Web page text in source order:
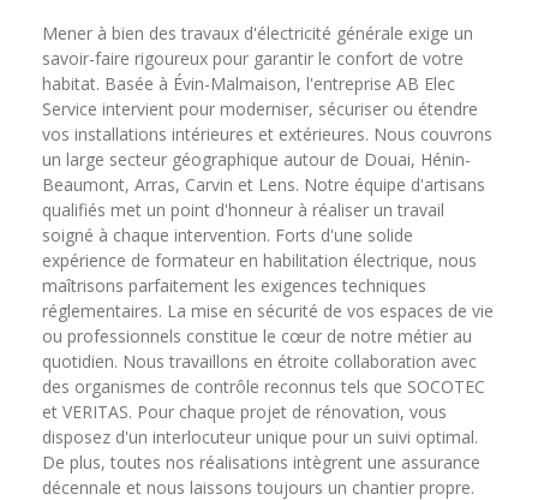
Mener à bien des travaux d'électricité générale exige un
savoir-faire rigoureux pour garantir le confort de votre
habitat. Basée à Évin-Malmaison, l'entreprise AB Elec
Service intervient pour moderniser, sécuriser ou étendre
vos installations intérieures et extérieures. Nous couvrons
un large secteur géographique autour de Douai, Hénin-
Beaumont, Arras, Carvin et Lens. Notre équipe d'artisans
qualifiés met un point d'honneur à réaliser un travail
soigné à chaque intervention. Forts d'une solide
expérience de formateur en habilitation électrique, nous
maîtrisons parfaitement les exigences techniques
réglementaires. La mise en sécurité de vos espaces de vie
ou professionnels constitue le cœur de notre métier au
quotidien. Nous travaillons en étroite collaboration avec
des organismes de contrôle reconnus tels que SOCOTEC
et VERITAS. Pour chaque projet de rénovation, vous
disposez d'un interlocuteur unique pour un suivi optimal.
De plus, toutes nos réalisations intègrent une assurance
décennale et nous laissons toujours un chantier propre.